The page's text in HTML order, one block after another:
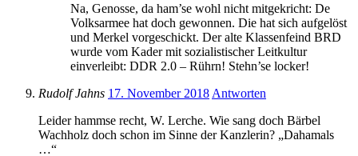
Na, Genosse, da ham’se wohl nicht mitgekricht: De
Volksarmee hat doch gewonnen. Die hat sich aufgelöst
und Merkel vorgeschickt. Der alte Klassenfeind BRD
wurde vom Kader mit sozialistischer Leitkultur
einverleibt: DDR 2.0 – Rührn! Stehn’se locker!
Rudolf Jahns 17. November 2018 Antworten
Leider hammse recht, W. Lerche. Wie sang doch Bärbel
Wachholz doch schon im Sinne der Kanzlerin? „Dahamals
…“